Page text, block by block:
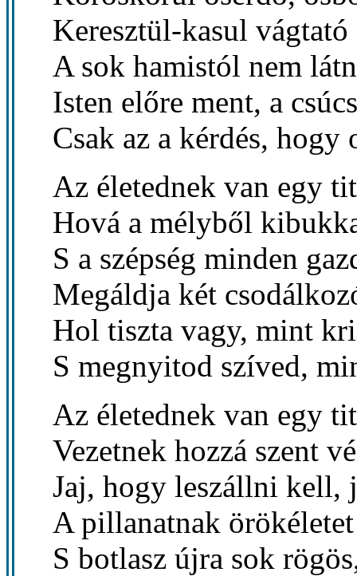
Keresztül-kasul vágtató
A sok hamistól nem
Isten előre ment, a
Csak az a kérdés, hogy
Az életednek van egy
Hová a mélyből
S a szépség minden
Megáldja két
Hol tiszta vagy, mint
S megnyitod szíved,
Az életednek van egy
Vezetnek hozzá szent
Jaj, hogy leszállni kell,
A pillanatnak
S botlasz újra sok